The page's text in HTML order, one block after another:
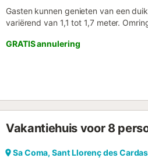
Gasten kunnen genieten van een
variërend van 1,1 tot 1,7 meter.
koken, kunt u gebruikmaken van de
familiediners in de buitenlucht. Het
zijn er buren. Het terras biedt
keukengerei en een vaatwasser.
u met een kind reist, bereiden we
verwarming. Deze prachtige villa
GRATIS annulering
Vakantiehuis voor 8
Sa Coma, Sant Llorenç des